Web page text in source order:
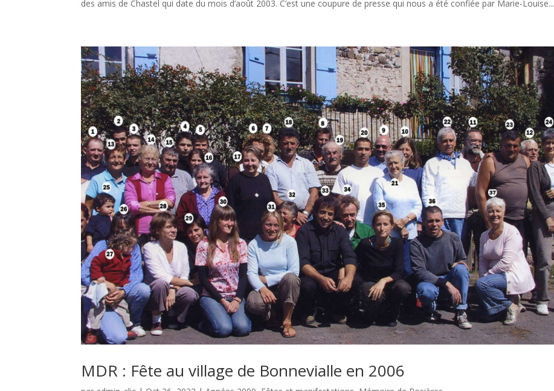
des amis de Chastel qui date du mois d’août 2003. C’est une coupure de presse qui nous a été confiée par Marie-Louise...
MDR : Fête au village de Bonnevialle en 2006